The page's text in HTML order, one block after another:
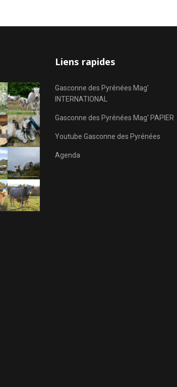
Liens rapides
Gasconne des Pyrénées Mag'
INTERNATIONAL
Gasconne des Pyrénées Mag' PAPIER
Youtube Gasconne des Pyrénées
Agenda